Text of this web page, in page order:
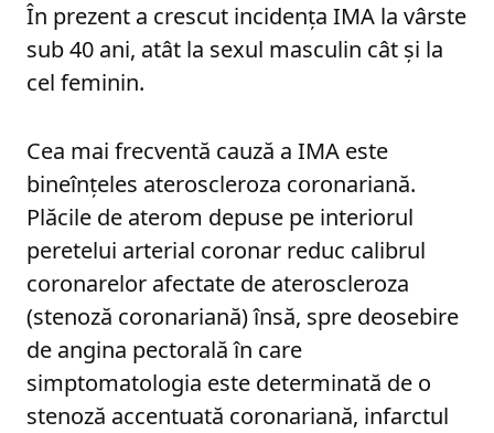
În prezent a crescut incidenţa IMA la vârste
sub 40 ani, atât la sexul masculin cât şi la
cel feminin.
Cea mai frecventă cauză a IMA este
bineînţeles ateroscleroza coronariană.
Plăcile de aterom depuse pe interiorul
peretelui arterial coronar reduc calibrul
coronarelor afectate de ateroscleroza
(stenoză coronariană) însă, spre deosebire
de angina pectorală în care
simptomatologia este determinată de o
stenoză accentuată coronariană, infarctul